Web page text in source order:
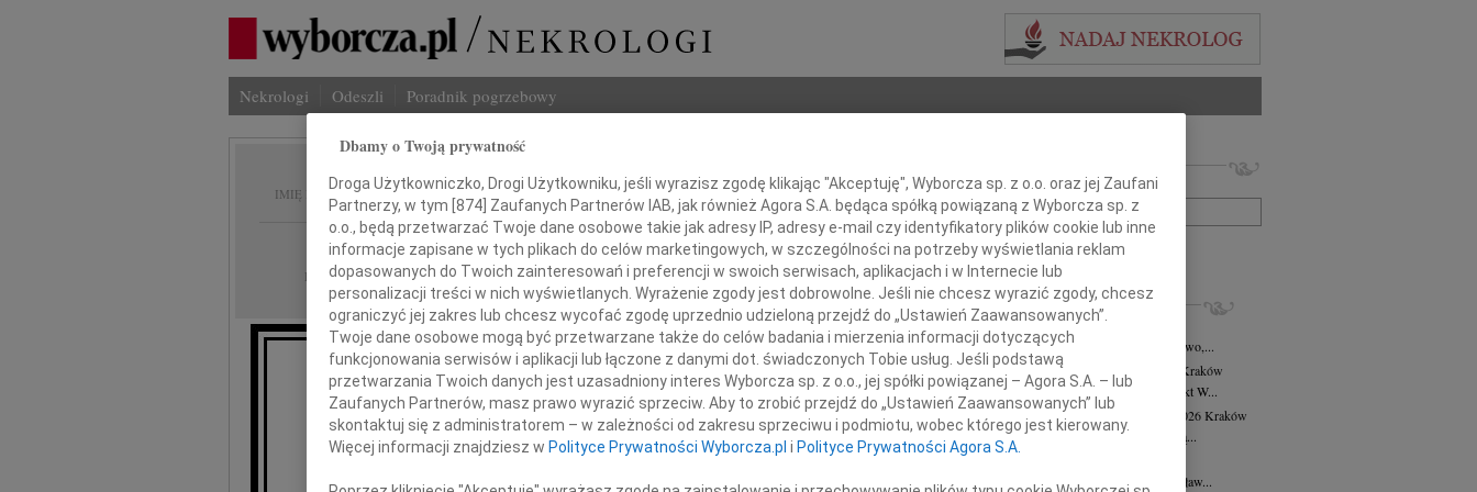
Nekrologi Odeszli Poradnik pogrzebowy
IMIĘ I NAZWISKO: Jacek Woźniakowski
REGION: Kraków
DATA EMISJI: 04.12.2012
Z wielkim żalem przyjęliśmy wiadomość
o śmierci
prof.
Imię i nazwisko lub numer ogłoszenia:
+ szukanie zaawansowane
INNE NEKROLOGI
03.08.2026Kraków
Dla Basi Domek, Dora i Klaudiusz, Eliza, Gwo,...
Magdalena Płonka-Kalkowska
Kraków
Magdalena Płonka-Kalkowska Kuka architekt W...
Barbara Tworzewska-Mikołajewicz
02.07.2026 Kraków
Z głębokim żalem żegnamy naszą wieloletnią...
Stanisław Król
23 czerwca 2026 roku odszedł Mistrz Stanisław...
Dbamy o Twoją prywatność
Droga Użytkowniczko, Drogi Użytkowniku, jeśli wyrazisz zgodę klikając "Akceptuję", Wyborcza sp. z o.o. oraz jej Zaufani
Partnerzy, w tym [874] Zaufanych Partnerów IAB, jak również Agora S.A. będąca spółką powiązaną z Wyborcza sp. z
o.o., będą przetwarzać Twoje dane osobowe takie jak adresy IP, adresy e-mail czy identyfikatory plików cookie lub inne
informacje zapisane w tych plikach do celów marketingowych, w szczególności na potrzeby wyświetlania reklam
dopasowanych do Twoich zainteresowań i preferencji w swoich serwisach, aplikacjach i w Internecie lub
personalizacji treści w nich wyświetlanych. Wyrażenie zgody jest dobrowolne. Jeśli nie chcesz wyrazić zgody, chcesz
ograniczyć jej zakres lub chcesz wycofać zgodę uprzednio udzieloną przejdź do „Ustawień Zaawansowanych”.
Twoje dane osobowe mogą być przetwarzane także do celów badania i mierzenia informacji dotyczących
funkcjonowania serwisów i aplikacji lub łączone z danymi dot. świadczonych Tobie usług. Jeśli podstawą
przetwarzania Twoich danych jest uzasadniony interes Wyborcza sp. z o.o., jej spółki powiązanej – Agora S.A. – lub
Zaufanych Partnerów, masz prawo wyrazić sprzeciw. Aby to zrobić przejdź do „Ustawień Zaawansowanych” lub
skontaktuj się z administratorem – w zależności od zakresu sprzeciwu i podmiotu, wobec którego jest kierowany.
Więcej informacji znajdziesz w Polityce Prywatności Wyborcza.pl i Polityce Prywatności Agora S.A.